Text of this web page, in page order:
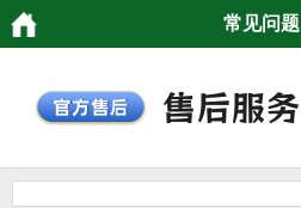
常见问题